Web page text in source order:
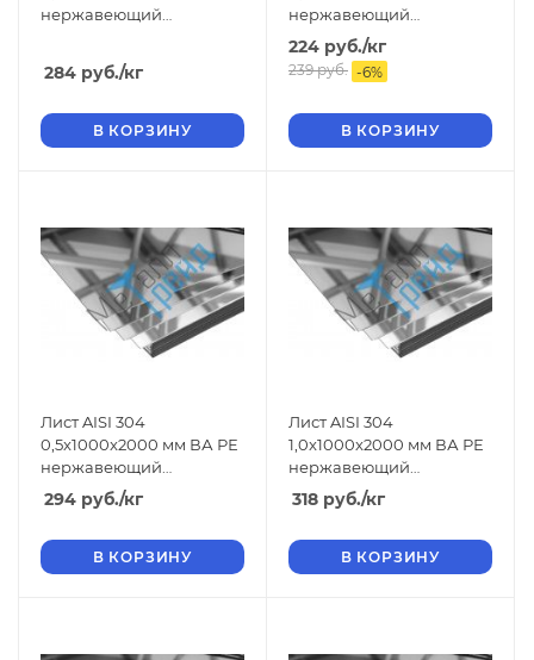
нержавеющий
284 руб./кг
В КОРЗИНУ
нержавеющий
зеркальный
224 руб./кг
239руб. -6%
В КОРЗИНУ
Лист AISI 304
0,5x1000x2000 мм ВА РЕ
нержавеющий
зеркальный
294 руб./кг
В КОРЗИНУ
Лист AISI 304
1,0x1000x2000 мм ВА РЕ
нержавеющий
зеркальный
318 руб./кг
В КОРЗИНУ